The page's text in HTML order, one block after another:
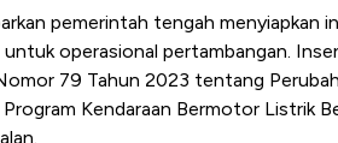
pemerintah tengah menyiapkan
operasional pertambangan.
79 Tahun 2023 tentang
Kendaraan Bermotor Listrik